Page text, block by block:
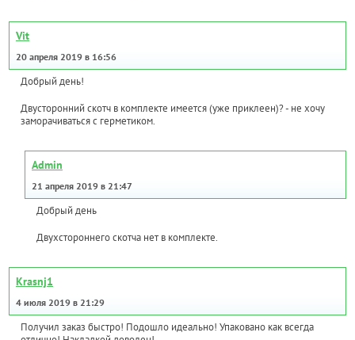
Vit
20 апреля 2019 в 16:56
Добрый день!
Двусторонний скотч в комплекте имеется (уже приклеен)? - не хочу
заморачиваться с герметиком.
Admin
21 апреля 2019 в 21:47
Добрый день
Двухстороннего скотча нет в комплекте.
Krasnj1
4 июля 2019 в 21:29
Получил заказ быстро! Подошло идеально! Упаковано как всегда